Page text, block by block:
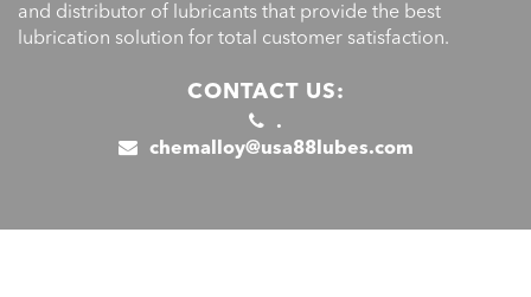
and distributor of lubricants that provide the best
lubrication solution for total customer satisfaction.
CONTACT US:
.
chemalloy@usa88lubes.com